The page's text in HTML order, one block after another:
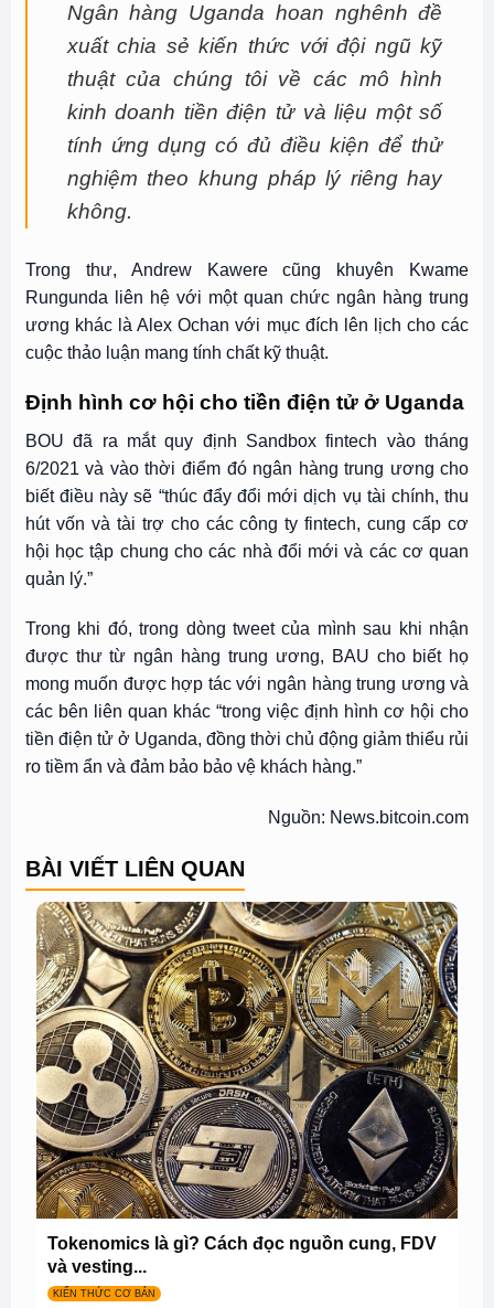
Ngân hàng Uganda hoan nghênh đề
xuất chia sẻ kiến thức với đội ngũ kỹ
thuật của chúng tôi về các mô hình
kinh doanh tiền điện tử và liệu một số
tính ứng dụng có đủ điều kiện để thử
nghiệm theo khung pháp lý riêng hay
không.
Trong thư, Andrew Kawere cũng khuyên Kwame
Rungunda liên hệ với một quan chức ngân hàng trung
ương khác là Alex Ochan với mục đích lên lịch cho các
cuộc thảo luận mang tính chất kỹ thuật.
Định hình cơ hội cho tiền điện tử ở Uganda
BOU đã ra mắt quy định Sandbox fintech vào tháng
6/2021 và vào thời điểm đó ngân hàng trung ương cho
biết điều này sẽ “thúc đẩy đổi mới dịch vụ tài chính, thu
hút vốn và tài trợ cho các công ty fintech, cung cấp cơ
hội học tập chung cho các nhà đổi mới và các cơ quan
quản lý.”
Trong khi đó, trong dòng tweet của mình sau khi nhận
được thư từ ngân hàng trung ương, BAU cho biết họ
mong muốn được hợp tác với ngân hàng trung ương và
các bên liên quan khác “trong việc định hình cơ hội cho
tiền điện tử ở Uganda, đồng thời chủ động giảm thiểu rủi
ro tiềm ẩn và đảm bảo bảo vệ khách hàng.”
Nguồn: News.bitcoin.com
BÀI VIẾT LIÊN QUAN
Tokenomics là gì? Cách đọc nguồn cung, FDV
và vesting...
KIẾN THỨC CƠ BẢN